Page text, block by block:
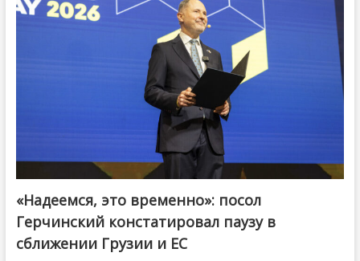
«Надеемся, это временно»: посол
Герчинский констатировал паузу в
сближении Грузии и ЕС